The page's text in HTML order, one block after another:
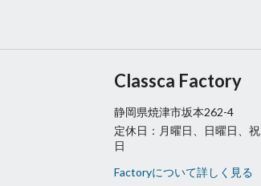
Classca Factory
静岡県焼津市坂本262-4
定休日：月曜日、日曜日、祝
日
Factoryについて詳しく見る